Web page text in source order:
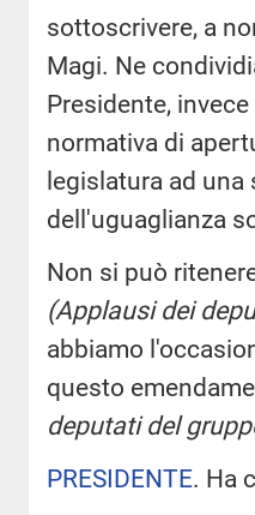
sottoscrivere, a
Magi. Ne
Presidente,
normativa di
legislatura ad una
dell'uguaglianza
Non si può
(Applausi dei
abbiamo
questo
deputati del
PRESIDENTE. Ha